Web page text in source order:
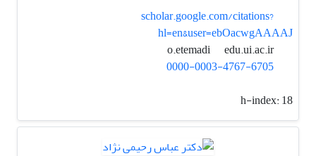
scholar.google.com/citations?
hl=en&user=ebOacwgAAAAJ
o.etemadi
edu.ui.ac.ir
0000-0003-4767-6705
h-index:18